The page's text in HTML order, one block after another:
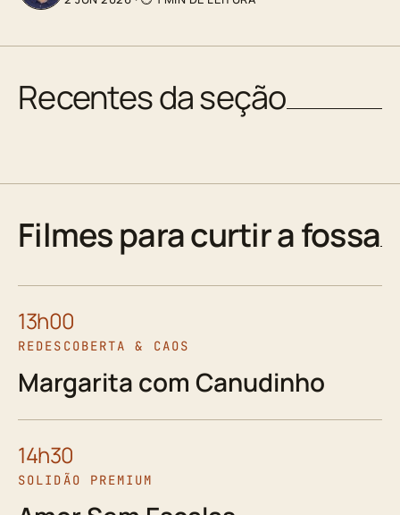
Recentes da seção
Filmes para curtir a fossa
13h00
REDESCOBERTA & CAOS
Margarita com Canudinho
14h30
SOLIDÃO PREMIUM